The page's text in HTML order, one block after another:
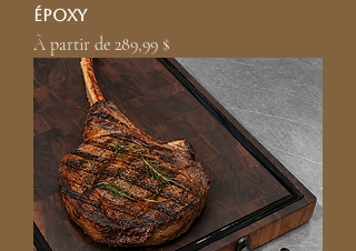
époxy
À partir de 289,99 $
Prix promotionnel